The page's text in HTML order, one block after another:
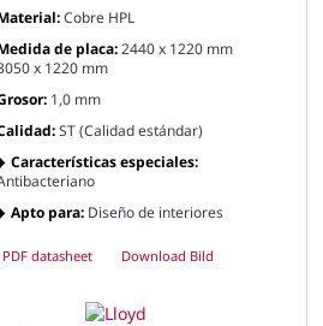
Cobre HPL
de placa:2440 x 1220 mm
x 1220 mm
1,0 mm
ST (Calidad estándar)
Características especiales:
Apto para: Diseño de interiores
PDF datasheet Download Bild